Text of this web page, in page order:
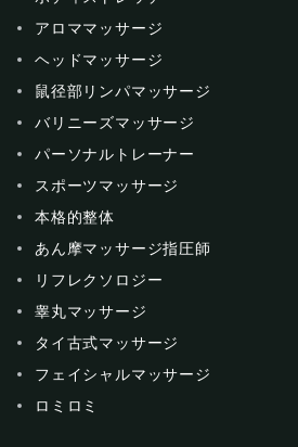
アロママッサージ
ヘッドマッサージ
鼠径部リンパマッサージ
バリニーズマッサージ
パーソナルトレーナー
スポーツマッサージ
本格的整体
あん摩マッサージ指圧師
リフレクソロジー
睾丸マッサージ
タイ古式マッサージ
フェイシャルマッサージ
ロミロミ